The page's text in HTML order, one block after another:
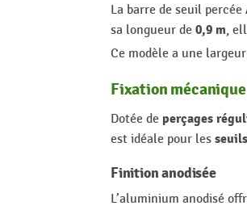
La barre de seuil percée
sa longueur de 0,9 m,
Ce modèle a une
Fixation
Dotée de perçages
est idéale pour les
Finition anodisée
L’aluminium anodisé